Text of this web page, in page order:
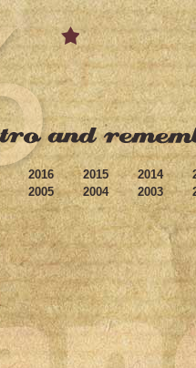
2016 2015 2014
2005 2004 2003